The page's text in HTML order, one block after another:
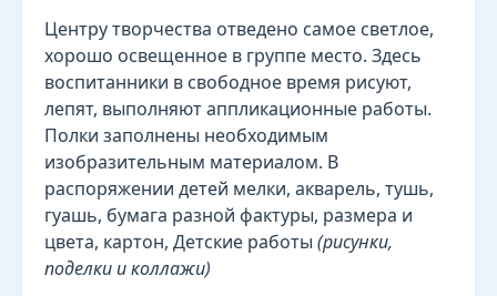
Центру творчества отведено самое светлое,
хорошо освещенное в группе место. Здесь
воспитанники в свободное время рисуют,
лепят, выполняют аппликационные работы.
Полки заполнены необходимым
изобразительным материалом. В
распоряжении детей мелки, акварель, тушь,
гуашь, бумага разной фактуры, размера и
цвета, картон, Детские работы (рисунки,
поделки и коллажи)